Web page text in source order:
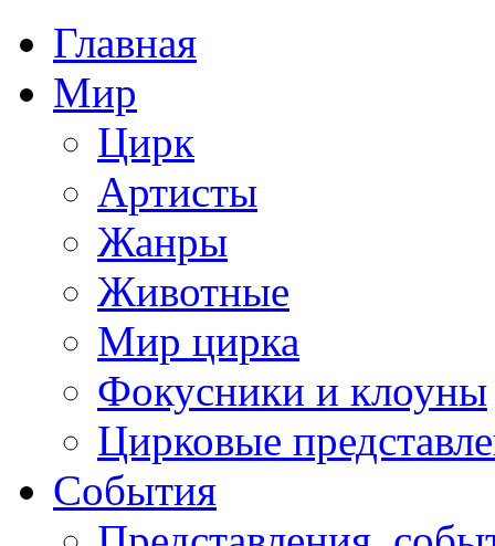
Главная
Мир
Цирк
Артисты
Жанры
Животные
Мир цирка
Фокусники и клоуны
Цирковые
События